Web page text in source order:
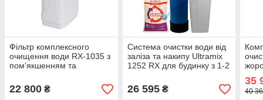
Фільтр комплексного
очищення води RX-1035 з
помʼякшенням та
22 800 ₴
Система очистки води від
заліза та накипу Ultramix
1252 RX для будинку з 1-2
26 595₴
35
40